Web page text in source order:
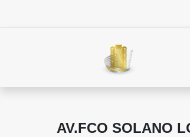
AV.FCO SOLANO